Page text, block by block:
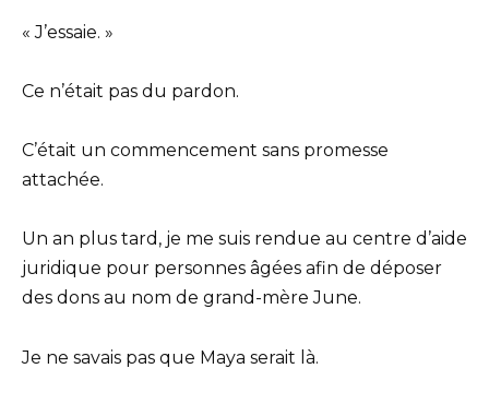
« J’essaie. »
Ce n’était pas du pardon.
C’était un commencement sans promesse
attachée.
Un an plus tard, je me suis rendue au centre d’aide
juridique pour personnes âgées afin de déposer
des dons au nom de grand-mère June.
Je ne savais pas que Maya serait là.